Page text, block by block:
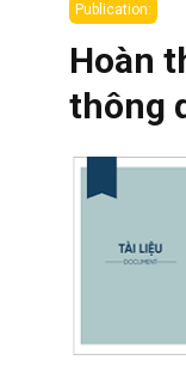
Publication:
Hoàn
thông